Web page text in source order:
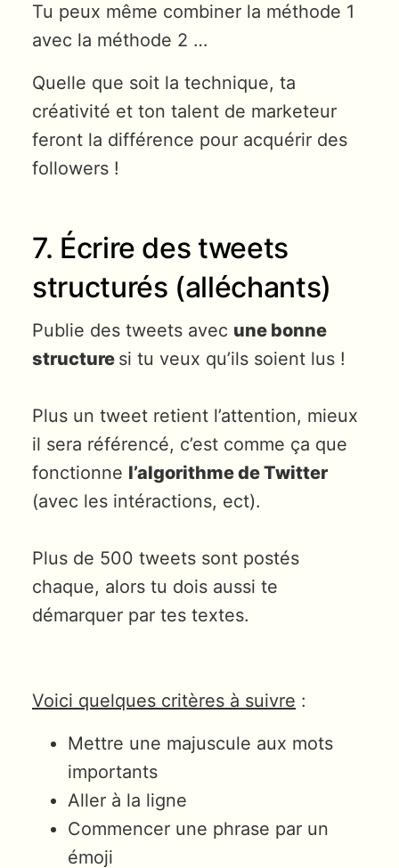
Tu peux même combiner la méthode 1
avec la méthode 2 …
Quelle que soit la technique, ta
créativité et ton talent de marketeur
feront la différence pour acquérir des
followers !
7. Écrire des tweets
structurés (alléchants)
Publie des tweets avec une bonne
structure si tu veux qu’ils soient lus !
Plus un tweet retient l’attention, mieux
il sera référencé, c’est comme ça que
fonctionne l’algorithme de Twitter
(avec les intéractions, ect).
Plus de 500 tweets sont postés
chaque, alors tu dois aussi te
démarquer par tes textes.
Voici quelques critères à suivre :
Mettre une majuscule aux mots
importants
Aller à la ligne
Commencer une phrase par un
émoji